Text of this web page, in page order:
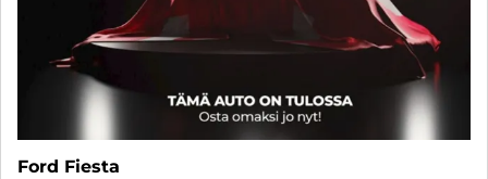
Ford Fiesta